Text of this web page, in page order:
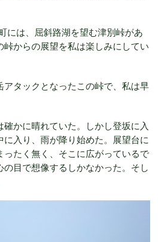
には、屈斜路湖を望む津別峠があ
峠からの展望を私は楽しみにしてい
アタックとなったこの峠で、私は早
かに晴れていた。しかし登坂に入
に入り、雨が降り始めた。展望台に
ったく無く、そこに広がっているで
目で想像するしかなかった。そし